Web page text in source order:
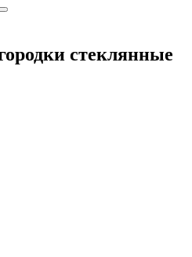
стеклянные